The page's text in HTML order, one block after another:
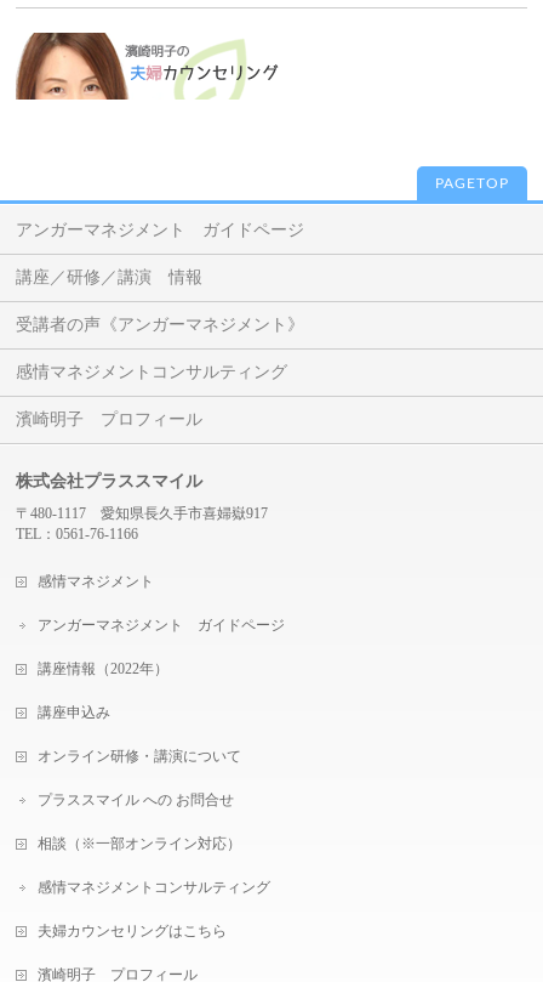
PAGETOP
アンガーマネジメント ガイドページ
講座／研修／講演 情報
受講者の声《アンガーマネジメント》
感情マネジメントコンサルティング
濱崎明子 プロフィール
株式会社プラススマイル
〒480-1117 愛知県長久手市喜婦嶽917
TEL：0561-76-1166
感情マネジメント
アンガーマネジメント ガイドページ
講座情報（2022年）
講座申込み
オンライン研修・講演について
プラススマイル への お問合せ
相談（※一部オンライン対応）
感情マネジメントコンサルティング
夫婦カウンセリングはこちら
濱崎明子 プロフィール